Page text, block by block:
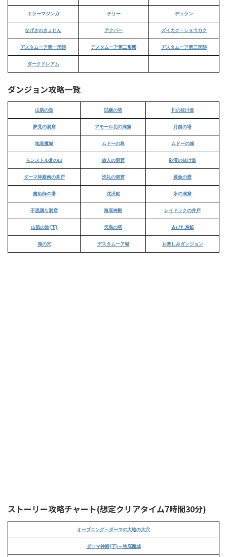
キラーマジンガ テリー デュラン
なげきのきょじん アクバー ズイカク・ショウカク
デスタムーア第一形態 デスタムーア第二形態 デスタムーア第三形態
ダークドレアム
ダンジョン攻略一覧
山肌の道 試練の塔 川の抜け道
夢見の洞窟 アモール北の洞窟 月鏡の塔
地底魔城 ムドーの島 ムドーの城
モンストル北の山 旅人の洞窟 砂漠の抜け道
ダーマ神殿南の井戸 洗礼の洞窟 運命の壁
魔術師の塔 沈没船 氷の洞窟
不思議な洞窟 海底神殿 レイドックの井戸
山肌の道(下) 天馬の塔 古びた炭鉱
湖の穴 デスタムーア城 お楽しみダンジョン
ストーリー攻略チャート(想定クリアタイム7時間30分)
オープニング～ダーマの大地の大穴
ダーマ神殿(下)～地底魔城